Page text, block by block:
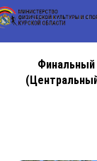
Финальный